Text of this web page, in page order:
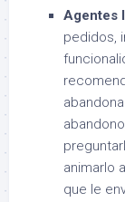
Agentes
pedidos,
animarlo
que le